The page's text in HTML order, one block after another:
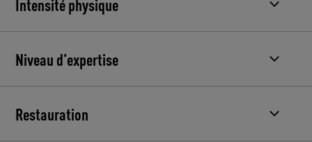
Intensité physique
Niveau d’expertise
Restauration